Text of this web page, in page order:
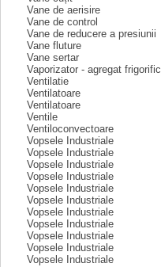
Vane de aerisire
Vane de control
Vane de reducere a presiunii
Vane fluture
Vane sertar
Vaporizator - agregat frigorific
Ventilatie
Ventilatoare
Ventilatoare
Ventile
Ventiloconvectoare
Vopsele Industriale
Vopsele Industriale
Vopsele Industriale
Vopsele Industriale
Vopsele Industriale
Vopsele Industriale
Vopsele Industriale
Vopsele Industriale
Vopsele Industriale
Vopsele Industriale
Vopsele Industriale